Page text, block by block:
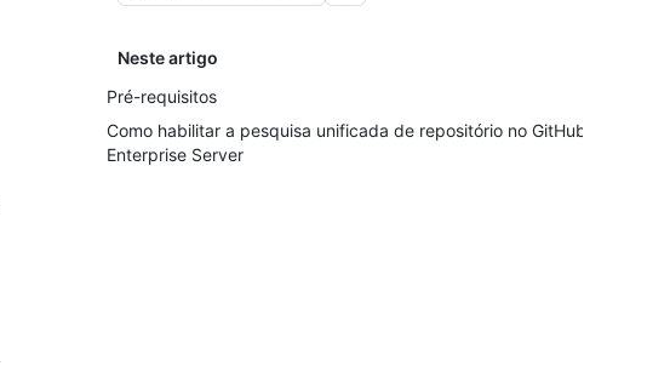
Neste artigo
Pré-requisitos
Como habilitar a pesquisa unificada de repositório no GitHub
Enterprise Server